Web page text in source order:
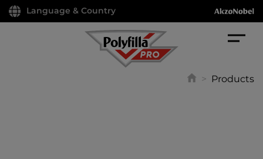
Language & Country
> Products